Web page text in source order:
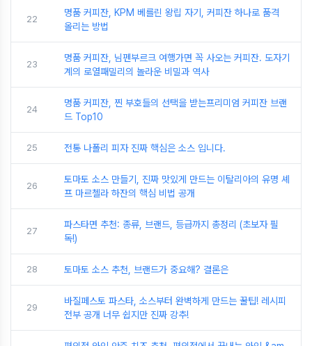
22
명품 커피잔, KPM 베를린 왕립 자기, 커피잔 하나로 품격
올리는 방법
23
명품 커피잔, 님펜부르크 여행가면 꼭 사오는 커피잔. 도자기
계의 로열패밀리의 놀라운 비밀과 역사
24
명품 커피잔, 찐 부호들의 선택을 받는프리미엄 커피잔 브랜
드 Top10
25 전통 나폴리 피자 진짜 핵심은 소스 입니다.
26
토마토 소스 만들기, 진짜 맛있게 만드는 이탈리아의 유명 셰
프 마르첼라 하잔의 핵심 비법 공개
27
파스타면 추천: 종류, 브랜드, 등급까지 총정리 (초보자 필
독!)
28 토마토 소스 추천, 브랜드가 중요해? 결론은
29
바질페스토 파스타, 소스부터 완벽하게 만드는 꿀팁! 레시피
전부 공개 너무 쉽지만 진짜 강추!